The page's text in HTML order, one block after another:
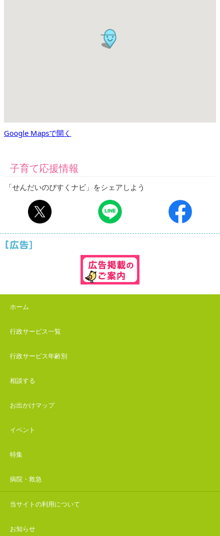
Google Mapsで開く
子育て応援情報
「せんだいのびすくナビ」をシェアしよう
ホーム
行政サービス一覧
行政サービス年齢別
相談する
お出かけマップ
イベント
特集
病院・救急
当サイトの利用について
お知らせ